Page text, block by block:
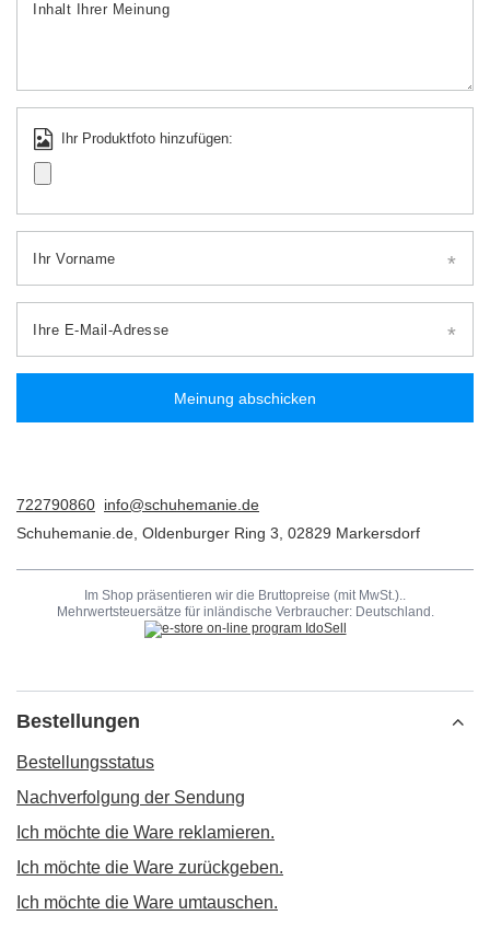
Inhalt Ihrer Meinung
Ihr Produktfoto hinzufügen:
Ihr Vorname
Ihre E-Mail-Adresse
Meinung abschicken
722790860 info@schuhemanie.de
Schuhemanie.de Oldenburger Ring 3 02829 Markersdorf
Im Shop präsentieren wir die Bruttopreise (mit MwSt.)..
Mehrwertsteuersätze für inländische Verbraucher: Deutschland .
Bestellungen
Bestellungsstatus
Nachverfolgung der Sendung
Ich möchte die Ware reklamieren.
Ich möchte die Ware zurückgeben.
Ich möchte die Ware umtauschen.